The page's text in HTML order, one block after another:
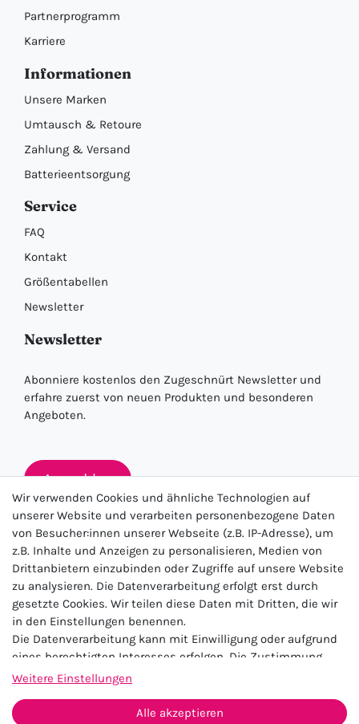
Partnerprogramm
Karriere
Informationen
Unsere Marken
Umtausch & Retoure
Zahlung & Versand
Batterieentsorgung
Service
FAQ
Kontakt
Größentabellen
Newsletter
Newsletter
Abonniere kostenlos den Zugeschnürt Newsletter und
erfahre zuerst von neuen Produkten und besonderen
Angeboten.
Anmelden
★★★★★
4.5 / 5.0 (23.143)
Impressum Daten­schutz­erklärung
AGB
Widerrufs­recht
Kontakt
Wir verwenden Cookies und ähnliche Technologien auf
unserer Website und verarbeiten personenbezogene Daten
von Besucher:innen unserer Webseite (z.B. IP-Adresse), um
z.B. Inhalte und Anzeigen zu personalisieren, Medien von
Drittanbietern einzubinden oder Zugriffe auf unsere Website
zu analysieren. Die Datenverarbeitung erfolgt erst durch
gesetzte Cookies. Wir teilen diese Daten mit Dritten, die wir
in den Einstellungen benennen.
Die Datenverarbeitung kann mit Einwilligung oder aufgrund
eines berechtigten Interesses erfolgen. Die Zustimmung
kann erteilt oder abgelehnt werden. Es besteht das Recht,
Zeitpunkt zu ändern oder zu widerrufen. Beachten Sie unser
Weitere Einstellungen
Alle akzeptieren